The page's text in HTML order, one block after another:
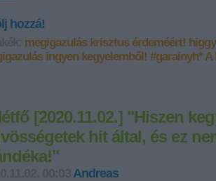
hozzá!
megigazulás krisztus érdeméért!
ingyen kegyelemből! #garainyh*A
[2020.11.02.] "Hiszen
hit által, és ez
Andreas